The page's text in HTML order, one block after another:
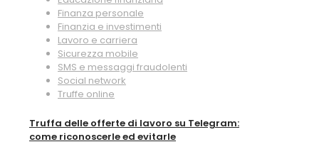
Finanza personale
Finanzia e investimenti
Lavoro e carriera
Sicurezza mobile
SMS e messaggi fraudolenti
Social network
Truffe online
Truffa delle offerte di lavoro su Telegram:
come riconoscerle ed evitarle